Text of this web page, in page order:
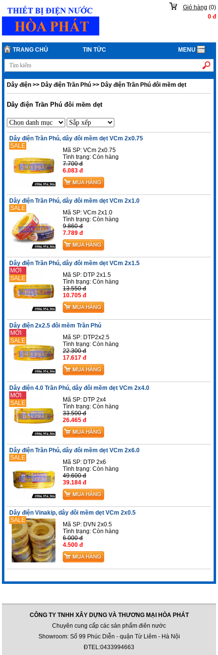
Giỏ hàng (0)
0đ
TRANG CHỦ TIN TỨC MENU
Dây điện >>Dây điện Trần Phú >>Dây điện Trần Phú đôi mềm dẹt
Dây điện Trần Phú đôi mềm dẹt
Dây điện Trần Phú, dây đôi mềm dẹt VCm 2x0.75
SALE
Mã SP: VCm 2x0.75
Tình trạng:Còn hàng
7.700 đ
6.083 đ
Dây điện Trần Phú, dây đôi mềm dẹt VCm 2x1.0
SALE
Mã SP: VCm 2x1.0
Tình trạng:Còn hàng
9.860 đ
7.789 đ
Dây điện Trần Phú, dây đôi mềm dẹt VCm 2x1.5
MỚI
SALE
Mã SP: DTP 2x1.5
Tình trạng:Còn hàng
13.550 đ
10.705 đ
Dây điện 2x2.5 đôi mềm Trần Phú
MỚI
SALE
Mã SP: DTP2x2.5
Tình trạng:Còn hàng
22.300 đ
17.617 đ
Dây điện 4.0 Trần Phú, dây đôi mềm dẹt VCm 2x4.0
MỚI
SALE
Mã SP: DTP 2x4
Tình trạng:Còn hàng
33.500 đ
26.465 đ
Dây điện Trần Phú, dây đôi mềm dẹt VCm 2x6.0
SALE
Mã SP: DTP 2x6
Tình trạng:Còn hàng
49.600 đ
39.184 đ
Dây điện Vinakip, dây đôi mềm dẹt VCm 2x0.5
SALE
Mã SP: DVN 2x0.5
Tình trạng:Còn hàng
6.000 đ
4.500 đ
CÔNG TY TNHH XÂY DỰNG VÀ THƯƠNG MẠI HÒA PHÁT
Chuyên cung cấp các sản phẩm điên nước
Showroom: Số 99 Phúc Diễn - quận Từ Liêm - Hà Nội
ĐTEL:0433994663